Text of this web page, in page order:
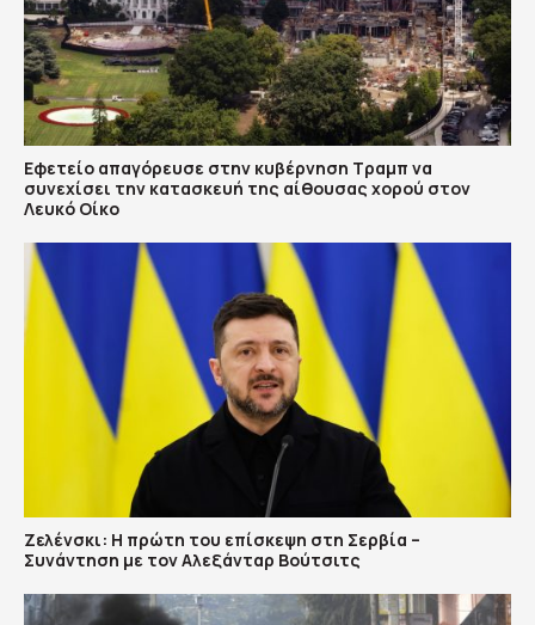
Εφετείο απαγόρευσε στην κυβέρνηση Τραμπ να
συνεχίσει την κατασκευή της αίθουσας χορού στον
Λευκό Οίκο
Ζελένσκι: Η πρώτη του επίσκεψη στη Σερβία –
Συνάντηση με τον Αλεξάνταρ Βούτσιτς